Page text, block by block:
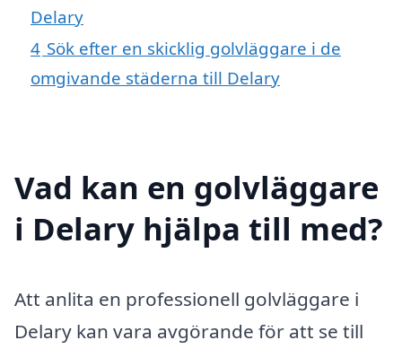
Delary
4 Sök efter en skicklig golvläggare i de
omgivande städerna till Delary
Vad kan en golvläggare
i Delary hjälpa till med?
Att anlita en professionell golvläggare i
Delary kan vara avgörande för att se till